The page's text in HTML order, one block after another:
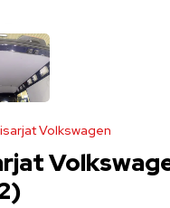
Volkswagen